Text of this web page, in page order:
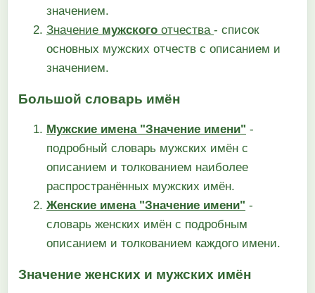
значением.
Значение мужского отчества - список
основных мужских отчеств с описанием и
значением.
Большой словарь имён
Мужские имена "Значение имени" -
подробный словарь мужских имён с
описанием и толкованием наиболее
распространённых мужских имён.
Женские имена "Значение имени" -
словарь женских имён с подробным
описанием и толкованием каждого имени.
Значение женских и мужских имён